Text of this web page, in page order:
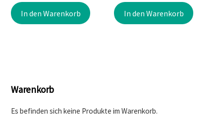
war:
€799,00
ist:
€719,10.
In den Warenkorb
war:
€599,00
ist:
In den Warenkorb
Warenkorb
Es befinden sich keine Produkte im Warenkorb.